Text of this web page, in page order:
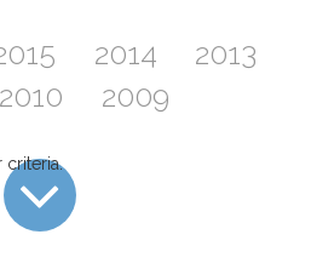
2014
2013
2010 2009
criteria.